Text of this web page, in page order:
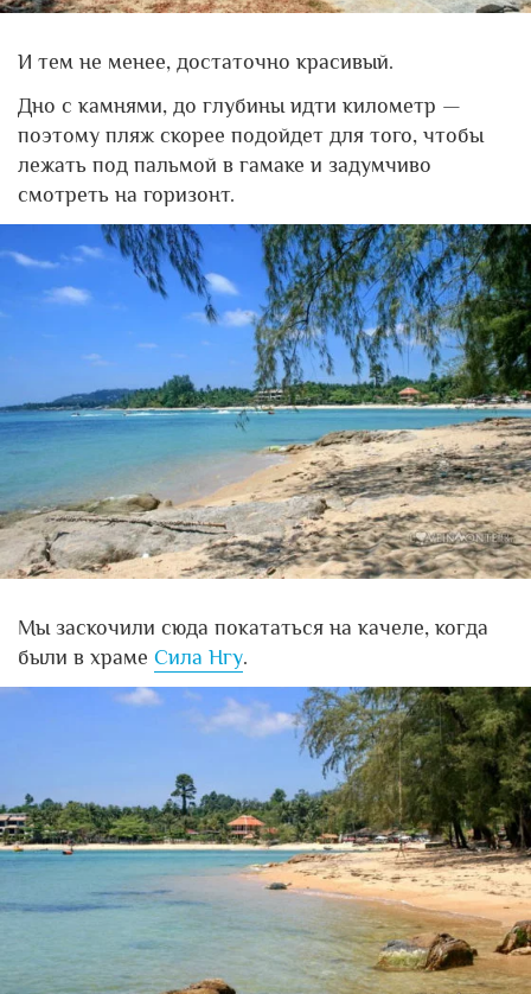
И тем не менее, достаточно красивый.
Дно с камнями, до глубины идти километр —
поэтому пляж скорее подойдет для того, чтобы
лежать под пальмой в гамаке и задумчиво
смотреть на горизонт.
Мы заскочили сюда покататься на качеле, когда
были в храме Сила Нгу.